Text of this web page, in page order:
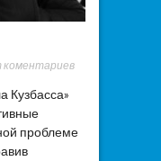
Кузбасса»
проблеме